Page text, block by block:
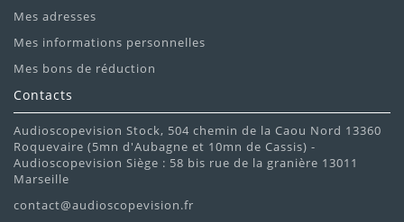
Mes adresses
Mes informations personnelles
Mes bons de réduction
Contacts
Audioscopevision Stock, 504 chemin de la Caou Nord 13360
Roquevaire (5mn d'Aubagne et 10mn de Cassis) -
Audioscopevision Siège : 58 bis rue de la granière 13011
Marseille
contact@audioscopevision.fr